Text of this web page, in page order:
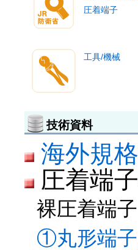
圧着端子
工具/機械
技術資料
海外規
圧着端
裸圧着端子
①丸形端